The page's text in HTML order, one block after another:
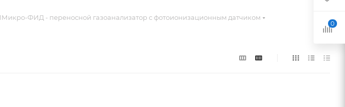
ФИД - переносной газоанализатор с фотоионизационным датчиком
0